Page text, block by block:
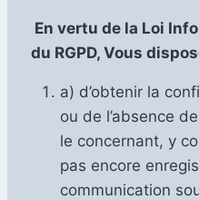
En vertu de la Loi
du RGPD, Vous
a) d’obtenir la
ou de l’absence
le concernant, y
pas encore
communication